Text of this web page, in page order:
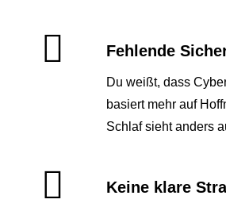
Fehlende
Du weißt, dass
basiert mehr auf
Schlaf sieht anders
Keine klare